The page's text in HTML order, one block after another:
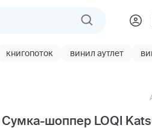
книгопоток винил аутлет
Сумка-шоппер LOQI